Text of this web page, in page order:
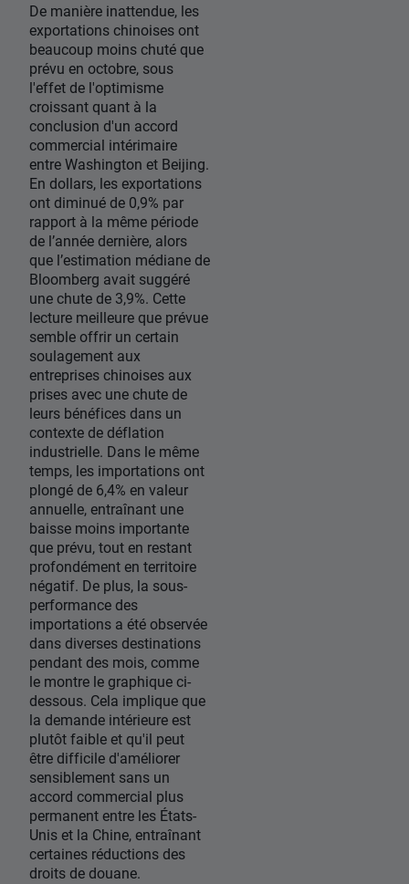
De manière inattendue, les
exportations chinoises ont
beaucoup moins chuté que
prévu en octobre, sous
l'effet de l'optimisme
croissant quant à la
conclusion d'un accord
commercial intérimaire
entre Washington et Beijing.
En dollars, les exportations
ont diminué de 0,9% par
rapport à la même période
de l’année dernière, alors
que l’estimation médiane de
Bloomberg avait suggéré
une chute de 3,9%. Cette
lecture meilleure que prévue
semble offrir un certain
soulagement aux
entreprises chinoises aux
prises avec une chute de
leurs bénéfices dans un
contexte de déflation
industrielle. Dans le même
temps, les importations ont
plongé de 6,4% en valeur
annuelle, entraînant une
baisse moins importante
que prévu, tout en restant
profondément en territoire
négatif. De plus, la sous-
performance des
importations a été observée
dans diverses destinations
pendant des mois, comme
le montre le graphique ci-
dessous. Cela implique que
la demande intérieure est
plutôt faible et qu'il peut
être difficile d'améliorer
sensiblement sans un
accord commercial plus
permanent entre les États-
Unis et la Chine, entraînant
certaines réductions des
droits de douane.